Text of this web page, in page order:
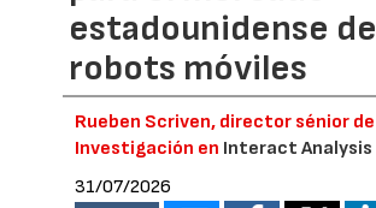
estadounidense de
robots móviles
Rueben Scriven, director sénior de
Investigación en Interact Analysis
31/07/2026